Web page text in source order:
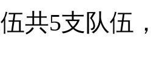
5支队伍，